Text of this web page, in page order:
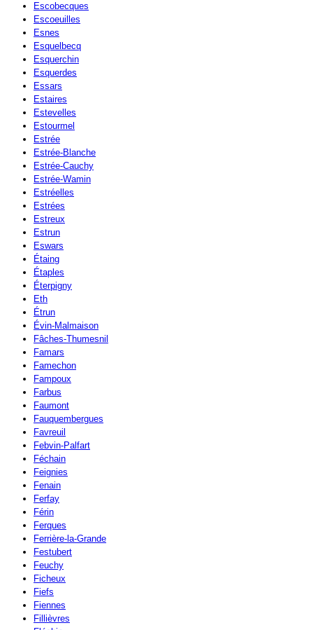
Escobecques
Escoeuilles
Esnes
Esquelbecq
Esquerchin
Esquerdes
Essars
Estaires
Estevelles
Estourmel
Estrée
Estrée-Blanche
Estrée-Cauchy
Estrée-Wamin
Estréelles
Estrées
Estreux
Estrun
Eswars
Étaing
Étaples
Éterpigny
Eth
Étrun
Évin-Malmaison
Fâches-Thumesnil
Famars
Famechon
Fampoux
Farbus
Faumont
Fauquembergues
Favreuil
Febvin-Palfart
Féchain
Feignies
Fenain
Ferfay
Férin
Ferques
Ferrière-la-Grande
Festubert
Feuchy
Ficheux
Fiefs
Fiennes
Fillièvres